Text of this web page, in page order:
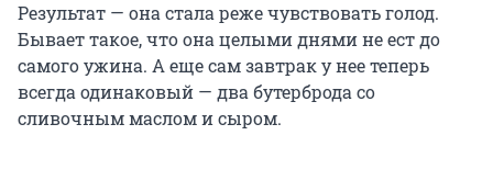
Результат — она стала реже чувствовать голод.
Бывает такое, что она целыми днями не ест до
самого ужина. А еще сам завтрак у нее теперь
всегда одинаковый — два бутерброда со
сливочным маслом и сыром.